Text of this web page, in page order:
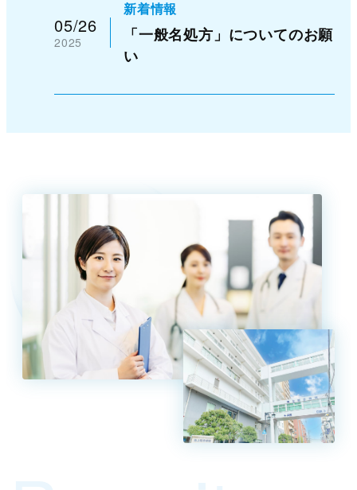
05/26
2025
新着情報
「一般名処方」についてのお願
い